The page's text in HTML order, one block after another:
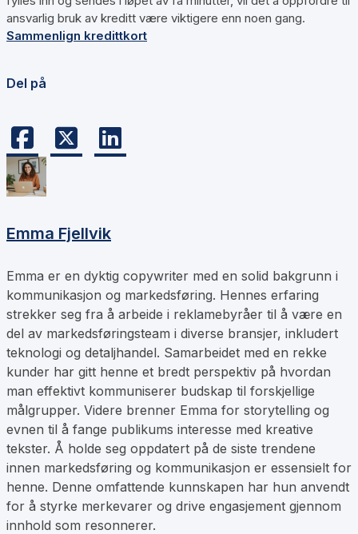
ansvarlig bruk av kreditt være viktigere enn noen gang.
Sammenlign kredittkort
Del på
Emma Fjellvik
Emma er en dyktig copywriter med en solid bakgrunn i
kommunikasjon og markedsføring. Hennes erfaring
strekker seg fra å arbeide i reklamebyråer til å være en
del av markedsføringsteam i diverse bransjer, inkludert
teknologi og detaljhandel. Samarbeidet med en rekke
kunder har gitt henne et bredt perspektiv på hvordan
man effektivt kommuniserer budskap til forskjellige
målgrupper. Videre brenner Emma for storytelling og
evnen til å fange publikums interesse med kreative
tekster. Å holde seg oppdatert på de siste trendene
innen markedsføring og kommunikasjon er essensielt for
henne. Denne omfattende kunnskapen har hun anvendt
for å styrke merkevarer og drive engasjement gjennom
innhold som resonnerer.